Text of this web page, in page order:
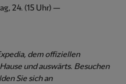
24. (15 Uhr) —
dem offiziellen
und auswärts. Besuchen
Sie sich an